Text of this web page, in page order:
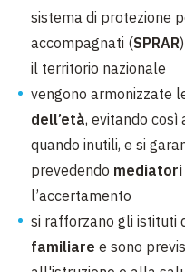
sistema di protezione
accompagnati (SPRAR
il territorio nazionale
vengono armonizzate
dell’età, evitando così
quando inutili, e si
prevedendo
l’accertamento
si rafforzano gli istituti
familiare e sono